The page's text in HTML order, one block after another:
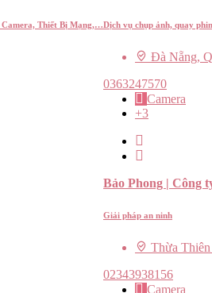
Camera, Thiết Bị Mạng,…Dịch vụ chụp ảnh, quay
Đà Nẵng,
0363247570
Camera
+3
Bảo Phong | Công
Giải pháp an ninh
Thừa
02343938156
Camera